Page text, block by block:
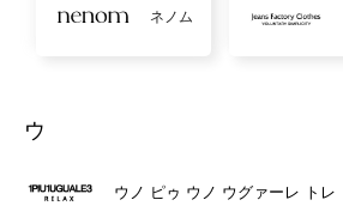
ネノム
ウ
ウノ ピゥ ウノ ウグァーレ トレ